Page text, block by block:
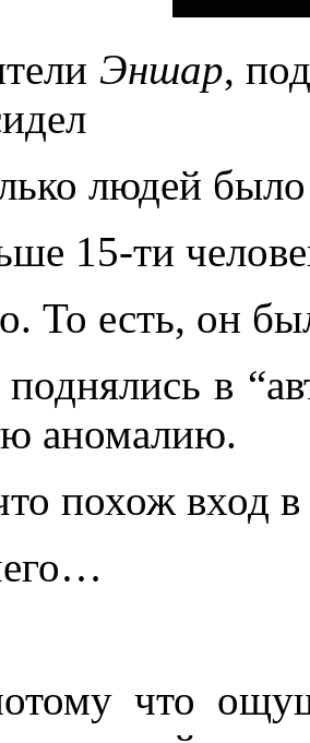
Эншар,
людей было
15-ти
То есть, он
в
ю аномалию.
похож вход
что